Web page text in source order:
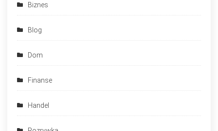
Biznes
Blog
Dom
Finanse
Handel